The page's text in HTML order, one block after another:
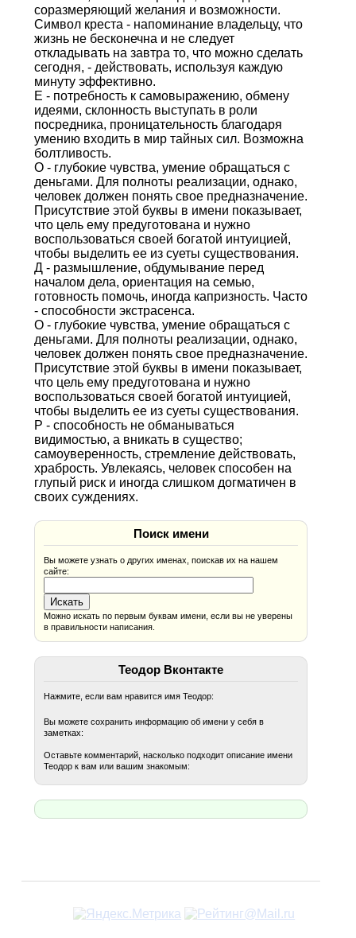
соразмеряющий желания и возможности.
Символ креста - напоминание владельцу, что
жизнь не бесконечна и не следует
откладывать на завтра то, что можно сделать
сегодня, - действовать, используя каждую
минуту эффективно.
Е - потребность к самовыражению, обмену
идеями, склонность выступать в роли
посредника, проницательность благодаря
умению входить в мир тайных сил. Возможна
болтливость.
О - глубокие чувства, умение обращаться с
деньгами. Для полноты реализации, однако,
человек должен понять свое предназначение.
Присутствие этой буквы в имени показывает,
что цель ему предуготована и нужно
воспользоваться своей богатой интуицией,
чтобы выделить ее из суеты существования.
Д - размышление, обдумывание перед
началом дела, ориентация на семью,
готовность помочь, иногда капризность. Часто
- способности экстрасенса.
О - глубокие чувства, умение обращаться с
деньгами. Для полноты реализации, однако,
человек должен понять свое предназначение.
Присутствие этой буквы в имени показывает,
что цель ему предуготована и нужно
воспользоваться своей богатой интуицией,
чтобы выделить ее из суеты существования.
Р - способность не обманываться
видимостью, а вникать в существо;
самоуверенность, стремление действовать,
храбрость. Увлекаясь, человек способен на
глупый риск и иногда слишком догматичен в
своих суждениях.
Поиск имени
Вы можете узнать о других именах, поискав их на нашем
сайте:
Можно искать по первым буквам имени, если вы не уверены
в правильности написания.
Теодор Вконтакте
Нажмите, если вам нравится имя Теодор:
Вы можете сохранить информацию об имени у себя в
заметках:
Оставьте комментарий, насколько подходит описание имени
Теодор к вам или вашим знакомым: